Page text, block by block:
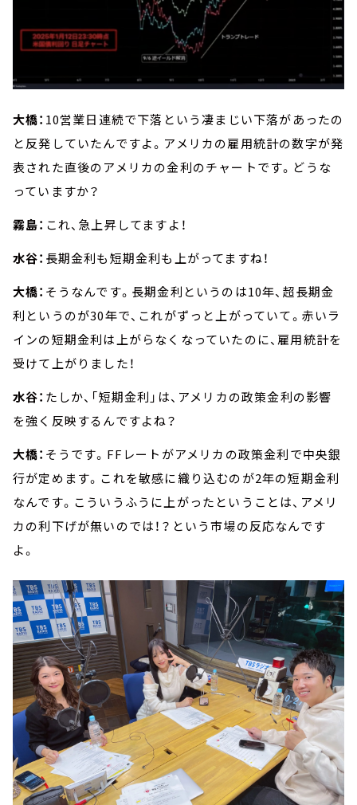
大橋： 10営業日連続で下落という凄まじい下落があったの
と反発していたんですよ。アメリカの雇用統計の数字が発
表された直後のアメリカの金利のチャートです。どうな
っていますか？
霧島： これ、急上昇してますよ！
水谷： 長期金利も短期金利も上がってますね！
大橋： そうなんです。長期金利というのは10年、超長期金
利というのが30年で、これがずっと上がっていて。赤いラ
インの短期金利は上がらなくなっていたのに、雇用統計を
受けて上がりました！
水谷： たしか、「短期金利」は、アメリカの政策金利の影響
を強く反映するんですよね？
大橋： そうです。FFレートがアメリカの政策金利で中央銀
行が定めます。これを敏感に織り込むのが2年の短期金利
なんです。こういうふうに上がったということは、アメリ
カの利下げが無いのでは！？という市場の反応なんです
よ。